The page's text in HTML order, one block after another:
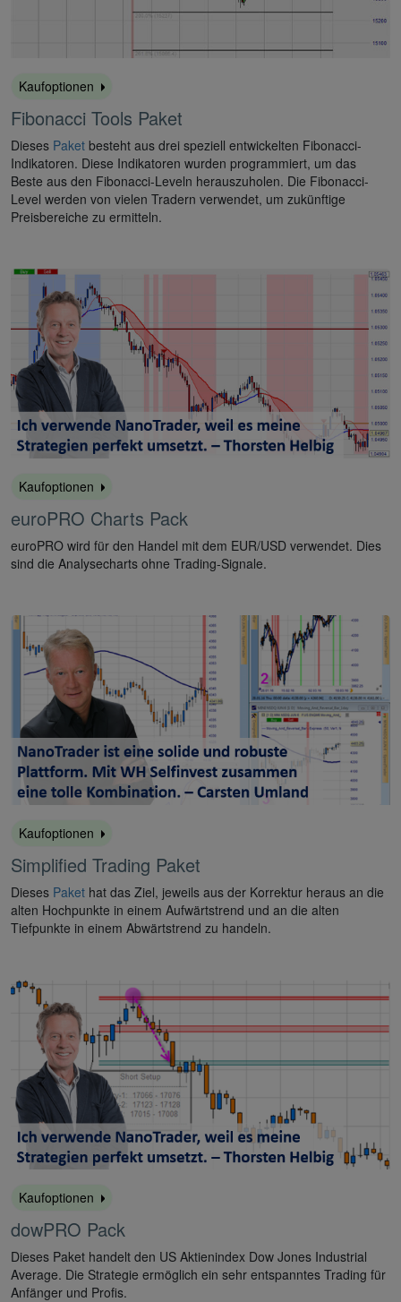
Kaufoptionen
Fibonacci Tools Paket
Dieses Paket besteht aus drei speziell entwickelten Fibonacci-
Indikatoren. Diese Indikatoren wurden programmiert, um das
Beste aus den Fibonacci-Leveln herauszuholen. Die Fibonacci-
Level werden von vielen Tradern verwendet, um zukünftige
Preisbereiche zu ermitteln.
Kaufoptionen
euroPRO Charts Pack
euroPRO wird für den Handel mit dem EUR/USD verwendet. Dies
sind die Analysecharts ohne Trading-Signale.
Kaufoptionen
Simplified Trading Paket
Dieses Paket hat das Ziel, jeweils aus der Korrektur heraus an die
alten Hochpunkte in einem Aufwärtstrend und an die alten
Tiefpunkte in einem Abwärtstrend zu handeln.
Kaufoptionen
dowPRO Pack
Dieses Paket handelt den US Aktienindex Dow Jones Industrial
Average. Die Strategie ermöglich ein sehr entspanntes Trading für
Anfänger und Profis.